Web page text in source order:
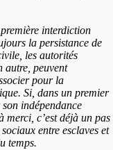
interdiction
la persistance de
les autorités
autre, peuvent
pour la
Si, dans un premier
indépendance
merci, c’est déjà un pas
entre esclaves et
temps.